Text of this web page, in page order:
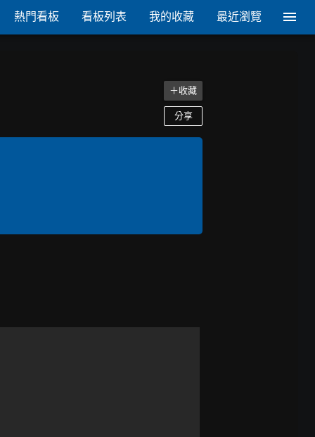
熱門看板 看板列表 我的收藏 最近瀏覽
＋收藏
分享